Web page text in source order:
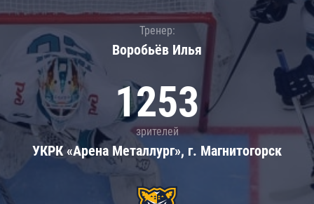
Тренер:
Воробьёв Илья
1253
зрителей
УКРК «Арена Металлург», г. Магнитогорск